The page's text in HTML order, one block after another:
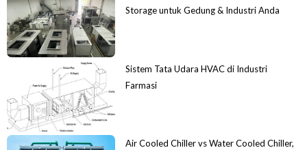
Storage untuk Gedung & Industri Anda
Sistem Tata Udara HVAC di Industri
Farmasi
Air Cooled Chiller vs Water Cooled Chiller,